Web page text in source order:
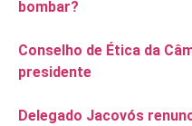
bombar?
Conselho de Ética da
presidente
Delegado Jacovós